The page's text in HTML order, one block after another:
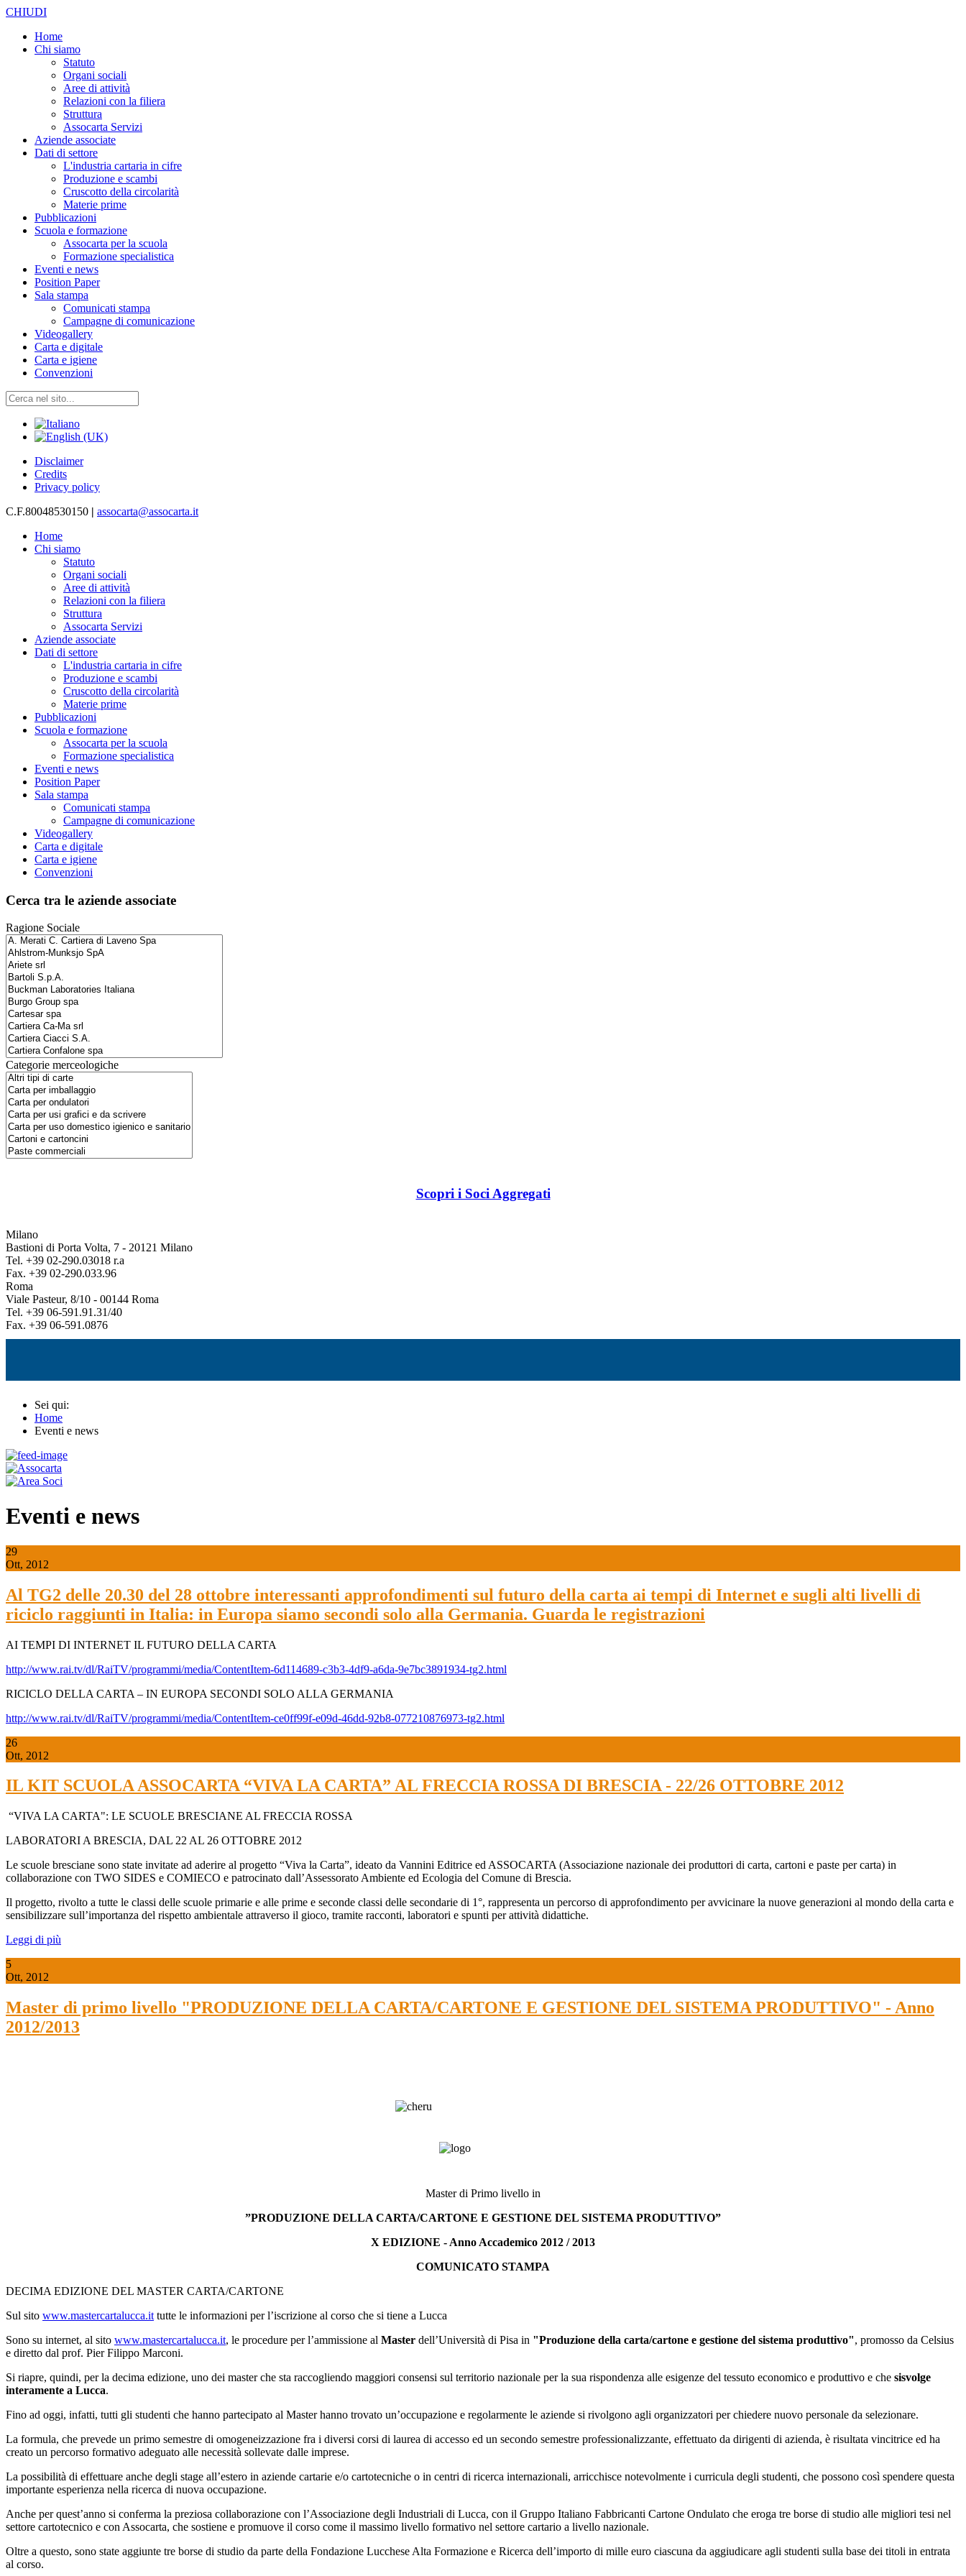
CHIUDI
Home
Chi siamo
Statuto
Organi sociali
Aree di attività
Relazioni con la filiera
Struttura
Assocarta Servizi
Aziende associate
Dati di settore
L'industria cartaria in cifre
Produzione e scambi
Cruscotto della circolarità
Materie prime
Pubblicazioni
Scuola e formazione
Assocarta per la scuola
Formazione specialistica
Eventi e news
Position Paper
Sala stampa
Comunicati stampa
Campagne di comunicazione
Videogallery
Carta e digitale
Carta e igiene
Convenzioni
Disclaimer
Credits
Privacy policy
C.F.80048530150 | assocarta@assocarta.it
Home
Chi siamo
Statuto
Organi sociali
Aree di attività
Relazioni con la filiera
Struttura
Assocarta Servizi
Aziende associate
Dati di settore
L'industria cartaria in cifre
Produzione e scambi
Cruscotto della circolarità
Materie prime
Pubblicazioni
Scuola e formazione
Assocarta per la scuola
Formazione specialistica
Eventi e news
Position Paper
Sala stampa
Comunicati stampa
Campagne di comunicazione
Videogallery
Carta e digitale
Carta e igiene
Convenzioni
Cerca tra le aziende associate
Ragione Sociale
Categorie merceologiche
Scopri i Soci Aggregati
Milano
Bastioni di Porta Volta, 7 - 20121 Milano
Tel. +39 02-290.03018 r.a
Fax. +39 02-290.033.96
Roma
Viale Pasteur, 8/10 - 00144 Roma
Tel. +39 06-591.91.31/40
Fax. +39 06-591.0876
Sei qui:
Home
Eventi e news
Eventi e news
29
Ott, 2012
Al TG2 delle 20.30 del 28 ottobre interessanti approfondimenti sul futuro della carta ai tempi di Internet e sugli alti livelli di
riciclo raggiunti in Italia: in Europa siamo secondi solo alla Germania. Guarda le registrazioni
AI TEMPI DI INTERNET IL FUTURO DELLA CARTA
http://www.rai.tv/dl/RaiTV/programmi/media/ContentItem-6d114689-c3b3-4df9-a6da-9e7bc3891934-tg2.html
RICICLO DELLA CARTA – IN EUROPA SECONDI SOLO ALLA GERMANIA
http://www.rai.tv/dl/RaiTV/programmi/media/ContentItem-ce0ff99f-e09d-46dd-92b8-077210876973-tg2.html
26
Ott, 2012
IL KIT SCUOLA ASSOCARTA “VIVA LA CARTA” AL FRECCIA ROSSA DI BRESCIA - 22/26 OTTOBRE 2012
“VIVA LA CARTA": LE SCUOLE BRESCIANE AL FRECCIA ROSSA
LABORATORI A BRESCIA, DAL 22 AL 26 OTTOBRE 2012
Le scuole bresciane sono state invitate ad aderire al progetto “Viva la Carta”, ideato da Vannini Editrice ed ASSOCARTA (Associazione nazionale dei produttori di carta, cartoni e paste per carta) in
collaborazione con TWO SIDES e COMIECO e patrocinato dall’Assessorato Ambiente ed Ecologia del Comune di Brescia.
Il progetto, rivolto a tutte le classi delle scuole primarie e alle prime e seconde classi delle secondarie di 1°, rappresenta un percorso di approfondimento per avvicinare la nuove generazioni al mondo della carta e
sensibilizzare sull’importanza del rispetto ambientale attraverso il gioco, tramite racconti, laboratori e spunti per attività didattiche.
Leggi di più
5
Ott, 2012
Master di primo livello "PRODUZIONE DELLA CARTA/CARTONE E GESTIONE DEL SISTEMA PRODUTTIVO" - Anno
2012/2013
Master di Primo livello in
”PRODUZIONE DELLA CARTA/CARTONE E GESTIONE DEL SISTEMA PRODUTTIVO”
X EDIZIONE - Anno Accademico 2012 / 2013
COMUNICATO STAMPA
DECIMA EDIZIONE DEL MASTER CARTA/CARTONE
Sul sito www.mastercartalucca.it tutte le informazioni per l’iscrizione al corso che si tiene a Lucca
Sono su internet, al sito www.mastercartalucca.it, le procedure per l’ammissione al Master dell’Università di Pisa in "Produzione della carta/cartone e gestione del sistema produttivo", promosso da Celsius
e diretto dal prof. Pier Filippo Marconi.
Si riapre, quindi, per la decima edizione, uno dei master che sta raccogliendo maggiori consensi sul territorio nazionale per la sua rispondenza alle esigenze del tessuto economico e produttivo e che sisvolge
interamente a Lucca.
Fino ad oggi, infatti, tutti gli studenti che hanno partecipato al Master hanno trovato un’occupazione e regolarmente le aziende si rivolgono agli organizzatori per chiedere nuovo personale da selezionare.
La formula, che prevede un primo semestre di omogeneizzazione fra i diversi corsi di laurea di accesso ed un secondo semestre professionalizzante, effettuato da dirigenti di azienda, è risultata vincitrice ed ha
creato un percorso formativo adeguato alle necessità sollevate dalle imprese.
La possibilità di effettuare anche degli stage all’estero in aziende cartarie e/o cartotecniche o in centri di ricerca internazionali, arricchisce notevolmente i curricula degli studenti, che possono così spendere questa
importante esperienza nella ricerca di nuova occupazione.
Anche per quest’anno si conferma la preziosa collaborazione con l’Associazione degli Industriali di Lucca, con il Gruppo Italiano Fabbricanti Cartone Ondulato che eroga tre borse di studio alle migliori tesi nel
settore cartotecnico e con Assocarta, che sostiene e promuove il corso come il massimo livello formativo nel settore cartario a livello nazionale.
Oltre a questo, sono state aggiunte tre borse di studio da parte della Fondazione Lucchese Alta Formazione e Ricerca dell’importo di mille euro ciascuna da aggiudicare agli studenti sulla base dei titoli in entrata
al corso.